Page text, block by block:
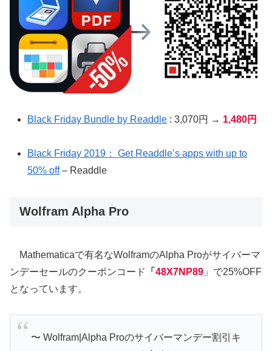
Black Friday Bundle by Readdle : 3,070円 → 1,480円
Black Friday 2019： Get Readdle’s apps with up to
50% off– Readdle
Wolfram Alpha Pro
Mathematicaで有名なWolframのAlpha Proがサイバーマ
ンデーセールのクーポンコード
「 48X7NP89 」で25%OFF
となっています。
〜 Wolfram|Alpha Proのサイバーマンデー割引キ